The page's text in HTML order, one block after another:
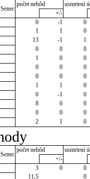
Senec
počet nehôd
usmrtení
+/-
0 -1
0
1 1
0
13 -1
1
0 0
0
1 0
0
0 0
0
0 0
0
1 1
0
0 -1
0
8 6
0
0 0
0
2 1 0
Senec
počet nehôd
usmrtení
+/-
3 0
0
11,5 0